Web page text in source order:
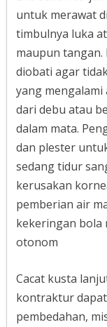
untuk merawat
timbulnya luka
maupun tangan.
diobati agar
yang
dari debu atau
dalam mata.
dan plester
sedang tidur
kerusakan
pemberian air
kekeringan bola
otonom
Cacat kusta
kontraktur
pembedahan,